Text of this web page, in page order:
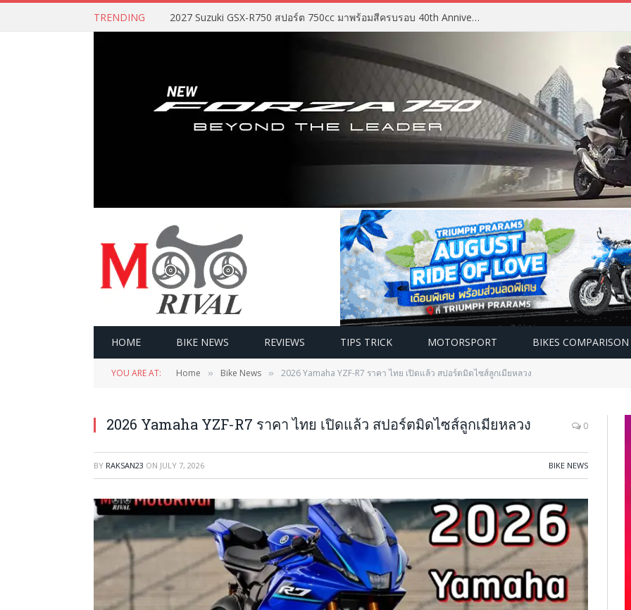
TRENDING 2027 Suzuki GSX-R750 สปอร์ต 750cc มาพร้อมสีครบรอบ 40th Anniversary
HOME BIKE NEWS REVIEWS TIPS TRICK MOTORSPORT BIKES COMPARISON
YOU ARE AT: Home » Bike News » 2026 Yamaha YZF-R7 ราคา ไทย เปิดแล้ว สปอร์ตมิดไซส์ลูกเมียหลวง
2026 Yamaha YZF-R7 ราคา ไทย เปิดแล้ว สปอร์ตมิดไซส์ลูกเมียหลวง 0
BY RAKSAN23 ON JULY 7, 2026 BIKE NEWS